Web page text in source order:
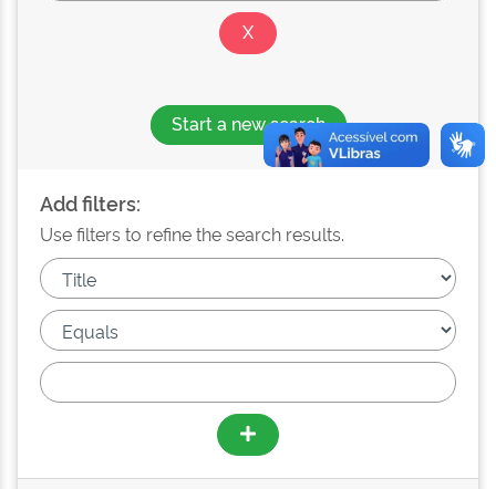
Start a new search
Add filters:
Use filters to refine the search results.